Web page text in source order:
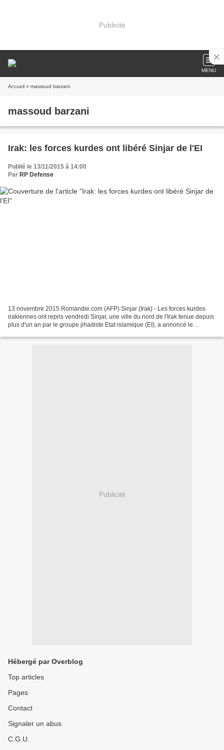
Publicité
MENU
Accueil » massoud barzani
massoud barzani
Irak: les forces kurdes ont libéré Sinjar de l'EI
Publié le 13/11/2015 à 14:00
Par RP Defense
13 novembre 2015 Romandie.com (AFP) Sinjar (Irak) - Les forces kurdes
irakiennes ont repris vendredi Sinjar, une ville du nord de l'Irak tenue depuis
plus d'un an par le groupe jihadiste Etat islamique (EI), a annoncé le
Publicité
Hébergé par Overblog
Top articles
Pages
Contact
Signaler un abus
C.G.U.